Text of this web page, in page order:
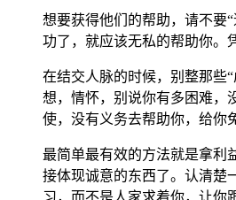
想要获得他们的帮助，请不要
功了，就应该无私的帮助你。
在结交人脉的时候，别整那些
想，情怀，别说你有多困难，
使，没有义务去帮助你，给你
最简单最有效的方法就是拿利
接体现诚意的东西了。认清楚
习，而不是人家求着你，让你